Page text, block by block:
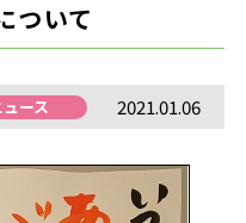
ついて
ュース 2021.01.06